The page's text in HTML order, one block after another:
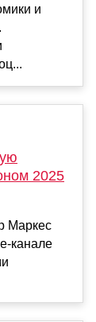
и
2025
Маркес
канале